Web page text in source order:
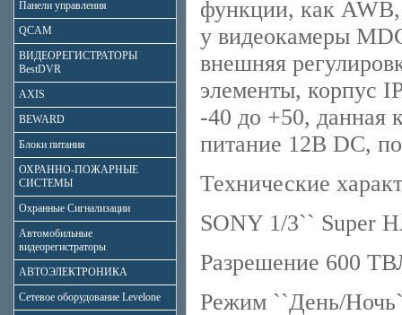
Панели управления
QCAM
ВИДЕОРЕГИСТРАТОРЫ
BestDVR
AXIS
BEWARD
Блоки питания
ОХРАННО-ПОЖАРНЫЕ
СИСТЕМЫ
Охранные Сигнализации
Автомобильные
видеорегистраторы
АВТОЭЛЕКТРОНИКА
Сетевое оборудование Levelone
функции, как
у видеокамеры
внешняя
элементы, корпус
-40 до +50, данная
питание 12В DC,
Технические
SONY 1/3`` Super
Разрешение 600
Режим ``День/